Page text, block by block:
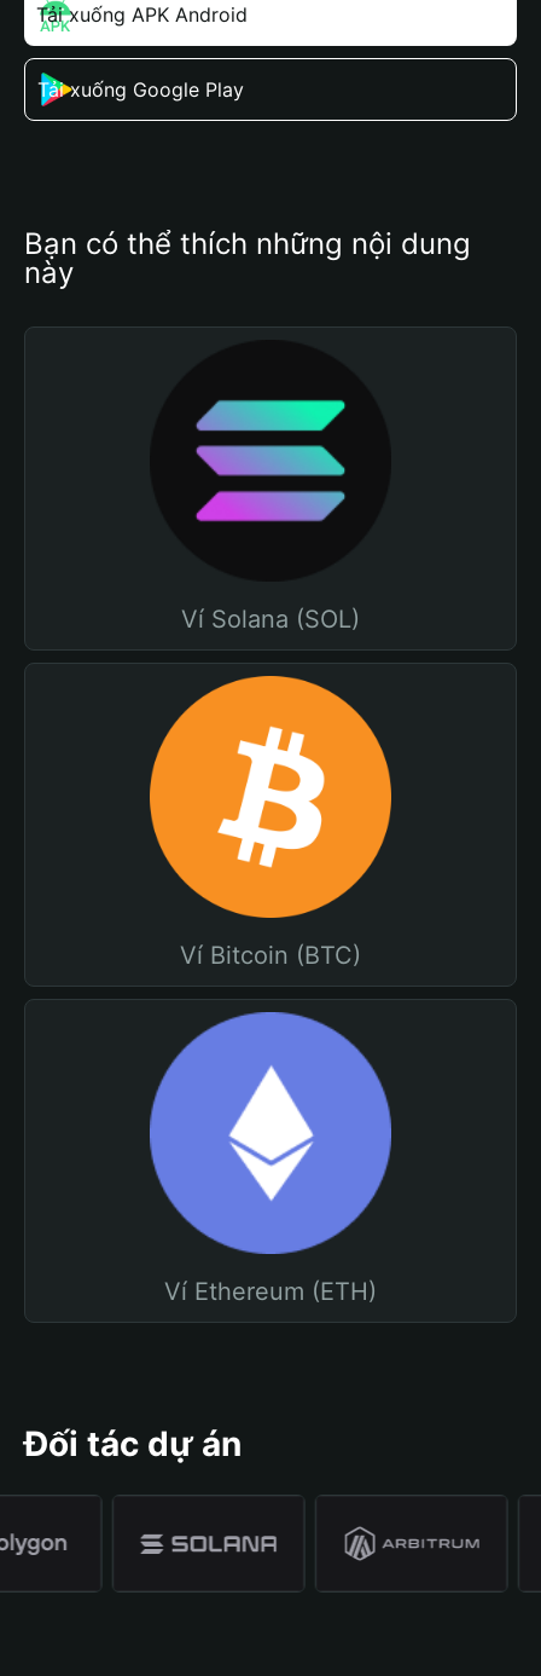
Tải xuống APK Android
Tải xuống Google Play
Bạn có thể thích những nội dung
này
Ví Solana (SOL)
Ví Bitcoin (BTC)
Ví Ethereum (ETH)
Đối tác dự án